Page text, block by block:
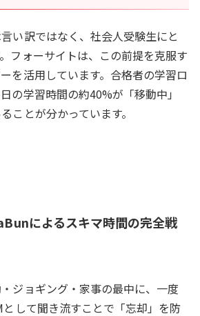
言い訳ではなく、社会人受験生にと
フォーサイトは、この前提を克服す
を活用しています。合格者の学習ロ
の学習時間の約40%が「移動中」
ことが分かっています。
によるスキマ時間の完全戦
ジョギング・家事の最中に、一度
して聞き流すことで「忘却」を防